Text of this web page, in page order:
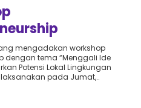
dalam
Kelas XI Fase F
Semarang
mengadakan workshop
dengan tema “Menggali Ide
Potensi Lokal Lingkungan
pada Jumat,..